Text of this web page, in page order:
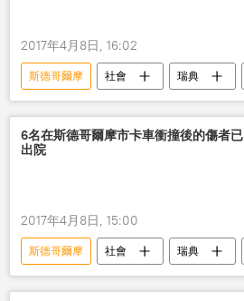
2017年4月8日, 16:02
斯德哥爾摩 社會 瑞典
恐怖襲擊
6名在斯德哥爾摩市卡車衝撞後的傷者已
出院
2017年4月8日, 15:00
斯德哥爾摩 社會 瑞典
恐怖襲擊